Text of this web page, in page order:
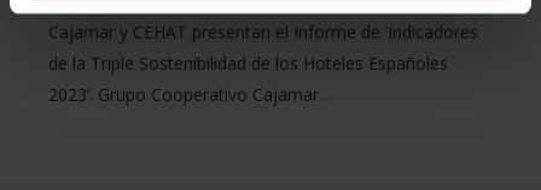
Cajamar y CEHAT presentan el Informe de ‘Indicadores
de la Triple Sostenibilidad de los Hoteles Españoles
2023’. Grupo Cooperativo Cajamar…